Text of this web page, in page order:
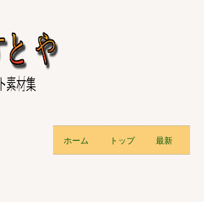
ホーム トップ 最新